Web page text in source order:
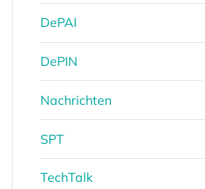
DePAI
DePIN
Nachrichten
SPT
TechTalk